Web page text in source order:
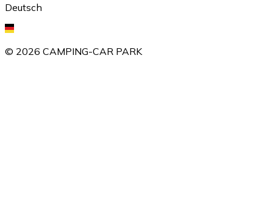
Deutsch
© 2026 CAMPING-CAR PARK